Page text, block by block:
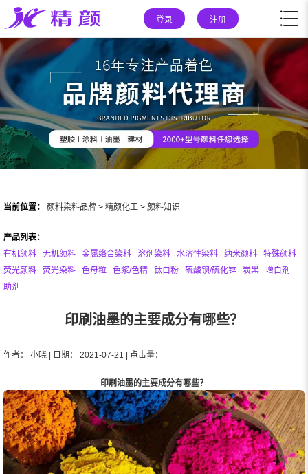
登录 注册
当前位置： 颜料染料品牌 > 精颜化工 > 颜料知识
产品列表：
有机颜料
无机颜料 金属络合染料 溶剂染料 水溶性染料 纳米颜料
特殊颜料
荧光颜料
荧光染料 色母粒 色浆/色精 钛白粉 硫酸钡/硫化锌 炭黑
增白剂
助剂
印刷油墨的主要成分有哪些？
作者： 小晓 | 日期： 2021-07-21 | 点击量：
印刷油墨的主要成分有哪些？